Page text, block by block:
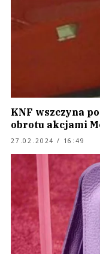
KNF wszczyna
obrotu akcjami
27.02.2024 / 16:49